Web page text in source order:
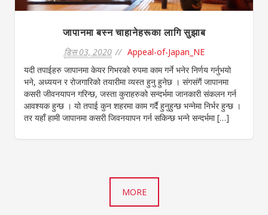
जापानमा बस्न चाहानेहरूका लागि सुझाब
डिस 03, 2020
Appeal-of-Japan_NE
यदी तपाईहरु जापानमा केयर गिभरको रुपमा काम गर्ने भनेर निर्णय गर्नुभयो
भने, अध्ययन र रोजगारिको तयारीमा व्यस्त हुनु हुनेछ । संगसंगैं जापानमा
कसरी जीवनयापन गरिन्छ, जस्ता कुराहरुको सन्दर्भमा जानकारी संकलन गर्न
आवश्यक हुन्छ । यो तपाई कुन शहरमा काम गर्दै हुनुहुन्छ भन्नेमा निर्भर हुन्छ ।
तर यहाँ हामी जापानमा कसरी जिवनयापन गर्न सकिन्छ भन्ने सन्दर्भमा […]
MORE